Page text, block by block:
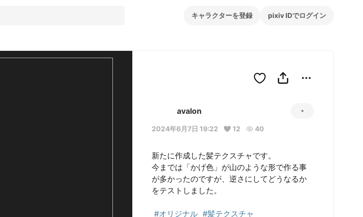
キャラクターを登録 pixiv IDでログイン
avalon
2024年6月7日 19:22 12 40
新たに作成した髪テクスチャです。
今までは「かげ色」が山のような形で作る事
が多かったのですが、逆さにしてどうなるか
をテストしました。
#オリジナル #髪テクスチャ